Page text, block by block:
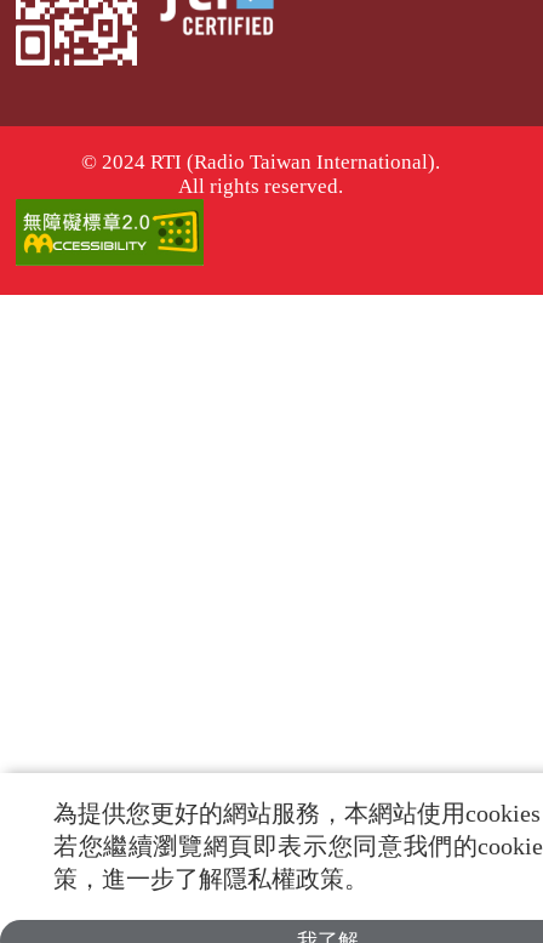
© 2024 RTI (Radio Taiwan International).
All rights reserved.
為提供您更好的網站服務，本網站使用
若您繼續瀏覽網頁即表示您同意我們的
策，進一步了解隱私權政策。